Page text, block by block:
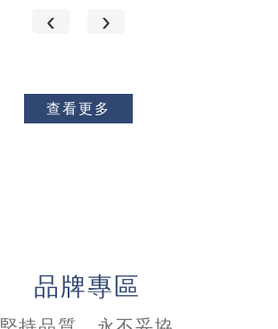
‹ ›
查看更多
品牌專區